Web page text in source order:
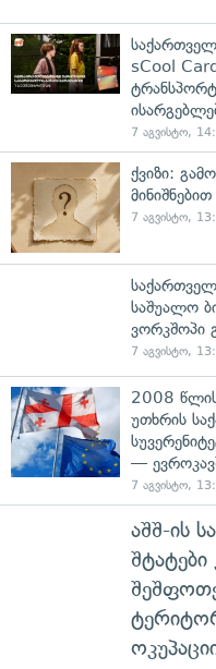
sCool
7 აგვისტო,
ქვიზი:
მინიშნებით
7 აგვისტო,
საშუალო
ვორკშოპი
7 აგვისტო,
2008
უთხრის
—
7 აგვისტო,
აშშ-ის